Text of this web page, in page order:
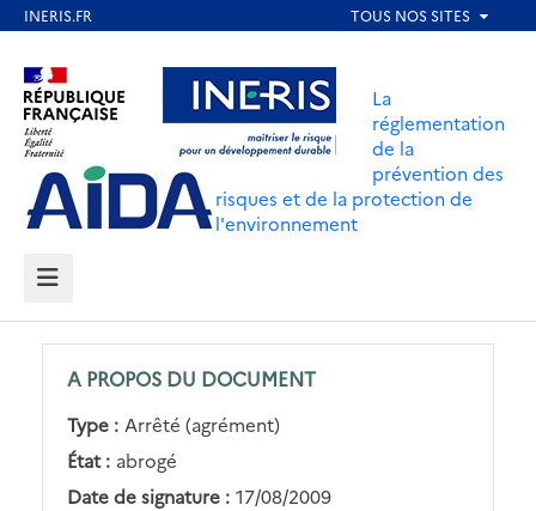
contenu
principal
Aller au contenu Aller au menu
Aller au pied de page
La
réglementation
de la
prévention des
risques et de la protection de
l'environnement
MENU
A PROPOS DU DOCUMENT
Type : Arrêté (agrément)
État : abrogé
Date de signature : 17/08/2009